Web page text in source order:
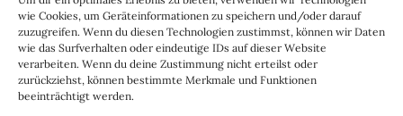
wie Cookies, um Geräteinformationen zu speichern und/oder darauf
zuzugreifen. Wenn du diesen Technologien zustimmst, können wir Daten
wie das Surfverhalten oder eindeutige IDs auf dieser Website
verarbeiten. Wenn du deine Zustimmung nicht erteilst oder
zurückziehst, können bestimmte Merkmale und Funktionen
beeinträchtigt werden.
schau bald wieder
vorbei!